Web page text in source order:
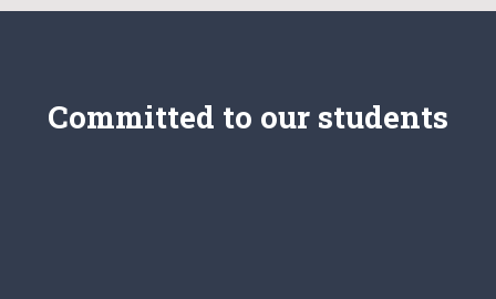
Committed to our students